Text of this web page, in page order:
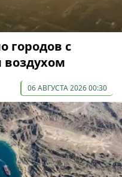
городов с
06 АВГУСТА 2026 00:30